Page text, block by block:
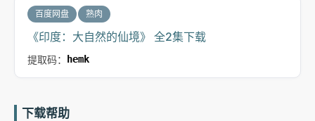
百度网盘 熟肉
《印度：大自然的仙境》 全2集下载
提取码： hemk
下载帮助